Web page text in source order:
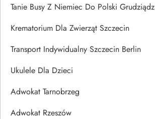
Tanie Busy Z Niemiec Do Polski Grudziądz
Krematorium Dla Zwierząt Szczecin
Transport Indywidualny Szczecin Berlin
Ukulele Dla Dzieci
Adwokat Tarnobrzeg
Adwokat Rzeszów